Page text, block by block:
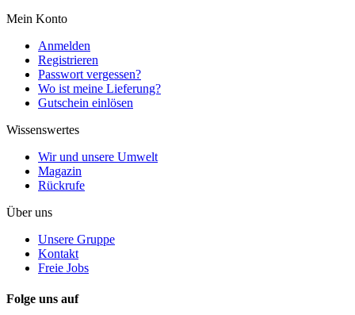
Mein Konto
Anmelden
Registrieren
Passwort vergessen?
Wo ist meine Lieferung?
Gutschein einlösen
Wissenswertes
Wir und unsere Umwelt
Magazin
Rückrufe
Über uns
Unsere Gruppe
Kontakt
Freie Jobs
Folge uns auf